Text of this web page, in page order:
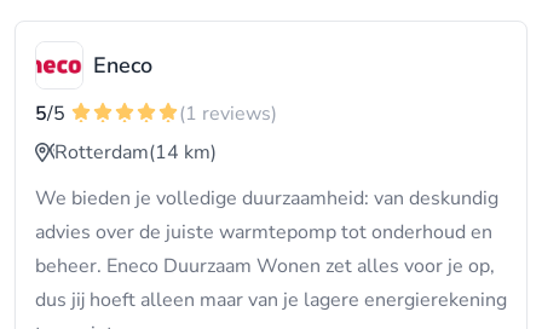
Eneco
5/5
(1 reviews)
Rotterdam(14 km)
We bieden je volledige duurzaamheid: van deskundig
advies over de juiste warmtepomp tot onderhoud en
beheer. Eneco Duurzaam Wonen zet alles voor je op,
dus jij hoeft alleen maar van je lagere energierekening